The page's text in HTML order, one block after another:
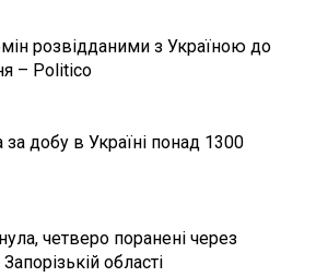
розвідданими з Україною до
– Politico
добу в Україні понад 1300
четверо поранені через
області